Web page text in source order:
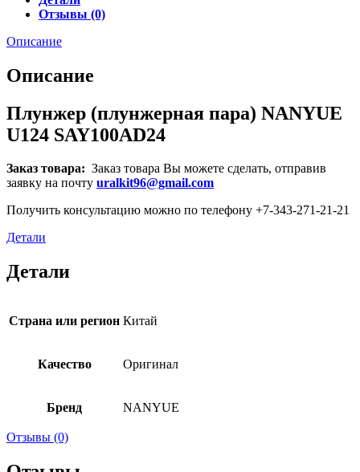
Отзывы (0)
Описание
Описание
Плунжер (плунжерная пара) NANYUE
U124 SAY100AD24
Заказ товара: Заказ товара Вы можете сделать, отправив
заявку на почту uralkit96@gmail.com
Получить консультацию можно по телефону +7-343-271-21-21
Детали
Детали
Страна или регион Китай
Качество Оригинал
Бренд NANYUE
Отзывы (0)